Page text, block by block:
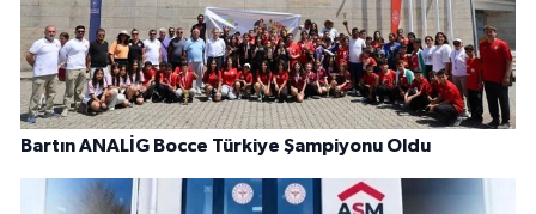
Bartın ANALİG Bocce Türkiye Şampiyonu Oldu